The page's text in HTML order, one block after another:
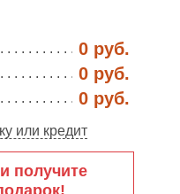
0 руб.
0 руб.
0 руб.
или кредит
получите